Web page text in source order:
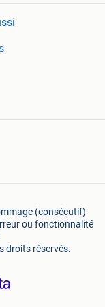
(consécutif)
ou fonctionnalité
droits réservés.